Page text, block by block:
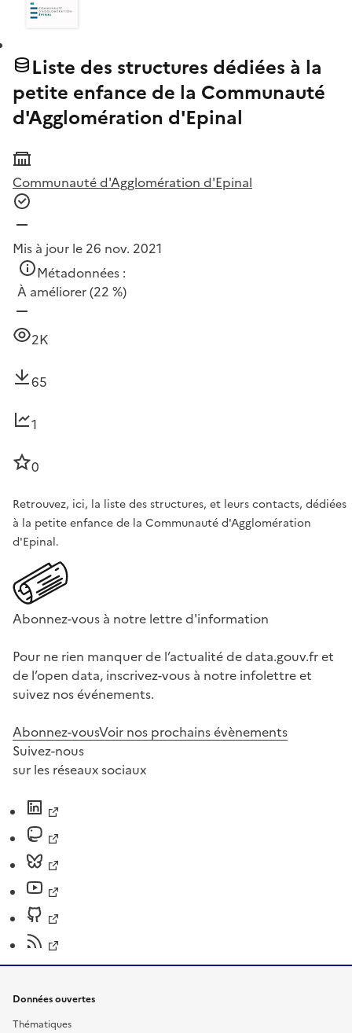
Liste des structures dédiées à la
petite enfance de la Communauté
d'Agglomération d'Epinal
Communauté d'Agglomération d'Epinal
Mis à jour le 26 nov. 2021
Métadonnées :
À améliorer(22 %)
2K
65
1
0
Retrouvez, ici, la liste des structures, et leurs contacts, dédiées
à la petite enfance de la Communauté d'Agglomération
d'Epinal.
Abonnez-vous à notre lettre d'information
Pour ne rien manquer de l’actualité de data.gouv.fr et
de l’open data, inscrivez-vous à notre infolettre et
suivez nos événements.
Abonnez-vousVoir nos prochains évènements
Suivez-nous
sur les réseaux sociaux
Données ouvertes
Thématiques